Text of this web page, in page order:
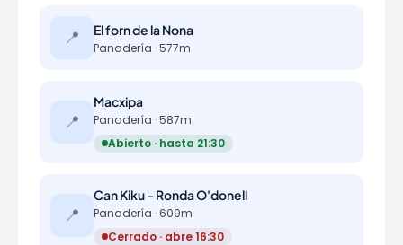
📍 El forn de la Nona
Panadería · 577m
📍
Macxipa
Panadería · 587m
Abierto · hasta 21:30
📍
Can Kiku - Ronda O'donell
Panadería · 609m
Cerrado · abre 16:30